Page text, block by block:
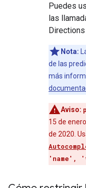
Puedes
las
Nota:
de las
más
Aviso:
15 de
de 2020.
'name',